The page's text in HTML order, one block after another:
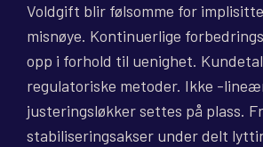
Voldgift blir følsomme for
misnøye. Kontinuerlige
opp i forhold til uenighet.
regulatoriske metoder. Ikke -
justeringsløkker settes på plass.
stabiliseringsakser under delt